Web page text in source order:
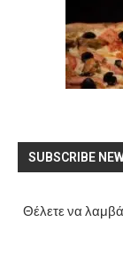
SUBSCRIBE
Θέλετε να